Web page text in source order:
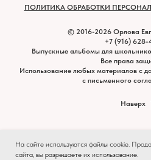
На сайте используются файлы cookie.
сайта, вы разрешаете их использование.
ПОЛИТИКА ОБРАБОТКИ
© 2016-2026 Орлова
+7 (916) 628-
Выпускные альбомы для
Все права
Использование любых материалов с
с письменного
Наверх